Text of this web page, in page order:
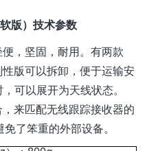
版）技术参数
，坚固，耐用。有两款
版可以拆卸，便于运输安
可以展开为天线状态。
来匹配无线跟踪接收器的
了笨重的外部设备。